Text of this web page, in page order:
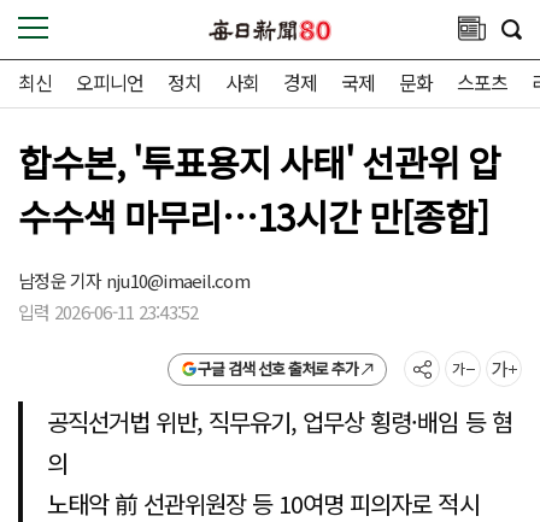
최신 오피니언 정치 사회 경제 국제 문화 스포츠
합수본, '투표용지 사태' 선관위 압
수수색 마무리…13시간 만[종합]
남정운 기자nju10@imaeil.com
입력 2026-06-11 23:43:52
구글 검색 선호 출처로 추가
공직선거법 위반, 직무유기, 업무상 횡령·배임 등 혐
의
노태악 前 선관위원장 등 10여명 피의자로 적시